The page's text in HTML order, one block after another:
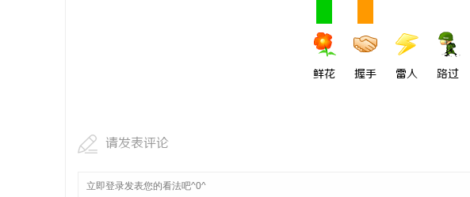
鲜花 握手 雷人 路过
请发表评论